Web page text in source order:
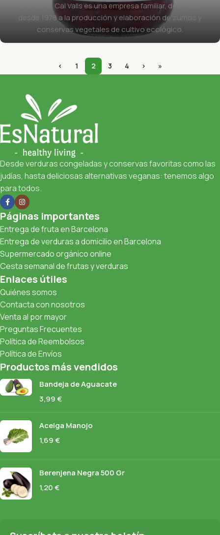
exquisito. Cal Valls es una empresa familiar, dedicada
desde 1978 a la producción y elaboración de zumos y
conservas vegetales de cultivo ecológico.
‹ 1 2 3 4 › »
Desde verduras congeladas y conservas favoritas como las
judías, hasta deliciosas alternativas veganas: tenemos algo
para todos.
Páginas importantes
Entrega de fruta en Barcelona
Entrega de verduras a domicilio en Barcelona
Supermercado orgánico online
Cesta semanal de frutas y verduras
Enlaces útiles
Quiénes somos
Contacta con nosotros
Venta al por mayor
Preguntas Frecuentes
Política de Reembolsos
Política de Envíos
Productos más vendidos
Bandeja de Aguacate
3,99€
Acelga Manojo
1,69€
Berenjena Negra 500 Gr
1,20€